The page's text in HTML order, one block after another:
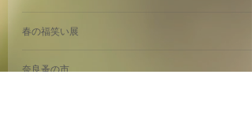
春の福笑い展
奈良蚤の市